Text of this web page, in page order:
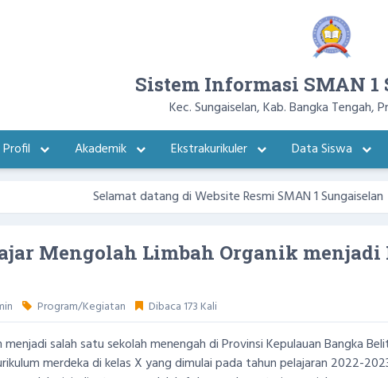
Sistem Informasi SMAN 1
Kec. Sungaiselan, Kab. Bangka Tengah,
Profil
Akademik Ekstrakurikuler Data Siswa
Selamat datang di Website Resmi SMAN 1 Sungaiselan
Mengolah Limbah Organik menjadi
Program/Kegiatan Dibaca 173 Kali
menjadi salah satu sekolah menengah di Provinsi Kepulauan Bangka
merdeka di kelas X yang dimulai pada tahun pelajaran 2022-